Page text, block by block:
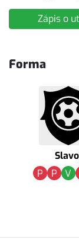
Zápis o
Forma
P
P V